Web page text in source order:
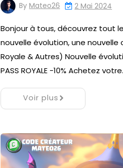
By Mateo26 2 Mai 2024
Bonjour à tous, découvrez tout
nouvelle évolution, une
Royale & Autres) Nouvelle
PASS ROYALE -10% Achetez
Voir plus